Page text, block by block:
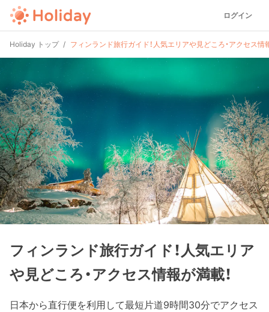
ログイン
Holiday トップ フィンランド旅行ガイド！人気エリアや見どころ・アクセス情
フィンランド旅行ガイド！人気エリア
や見どころ・アクセス情報が満載！
日本から直行便を利用して最短片道9時間30分でアクセス